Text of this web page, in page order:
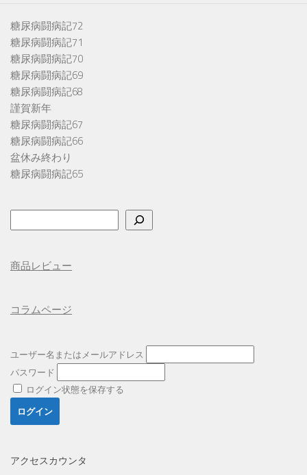
糖尿病闘病記72
糖尿病闘病記71
糖尿病闘病記70
糖尿病闘病記69
糖尿病闘病記68
謹賀新年
糖尿病闘病記67
糖尿病闘病記66
盆休み終わり
糖尿病闘病記65
索
商品レビュー
コラムページ
ユーザー名またはメールアドレス
パスワード
ログイン状態を保存する
アクセスカウンタ